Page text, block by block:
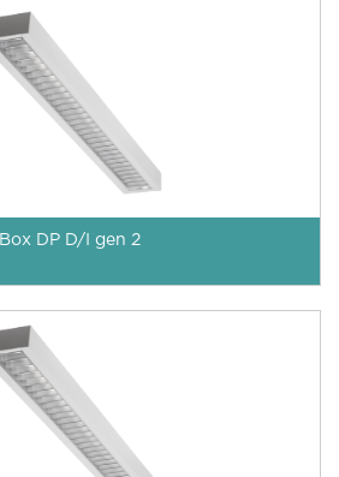
Box DP D/I gen 2